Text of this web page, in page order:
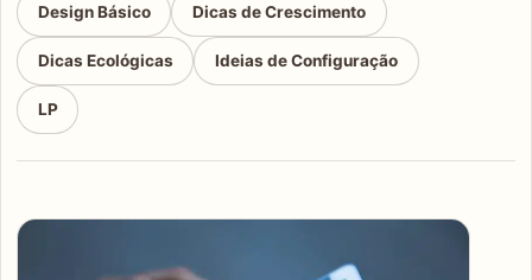
Design Básico Dicas de Crescimento
Dicas Ecológicas Ideias de Configuração
LP
Articles